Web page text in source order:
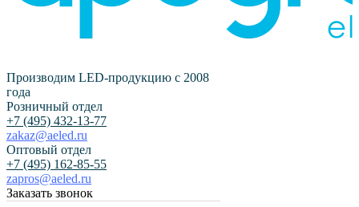
Производим LED-продукцию с 2008
года
Розничный отдел
+7 (495) 432-13-77
zakaz@aeled.ru
Оптовый отдел
+7 (495) 162-85-55
zapros@aeled.ru
Заказать звонок